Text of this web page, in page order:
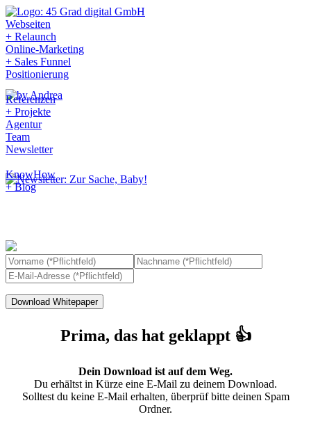
Webseiten
+ Relaunch
Online-Marketing
+ Sales Funnel
Positionierung
Referenzen
+ Projekte
Agentur
Team
Newsletter
KnowHow
+ Blog
Download Whitepaper
Prima, das hat geklappt 👍
Dein Download ist auf dem Weg.
Du erhältst in Kürze eine E-Mail zu deinem Download.
Solltest du keine E-Mail erhalten, überprüf bitte deinen Spam
Ordner.